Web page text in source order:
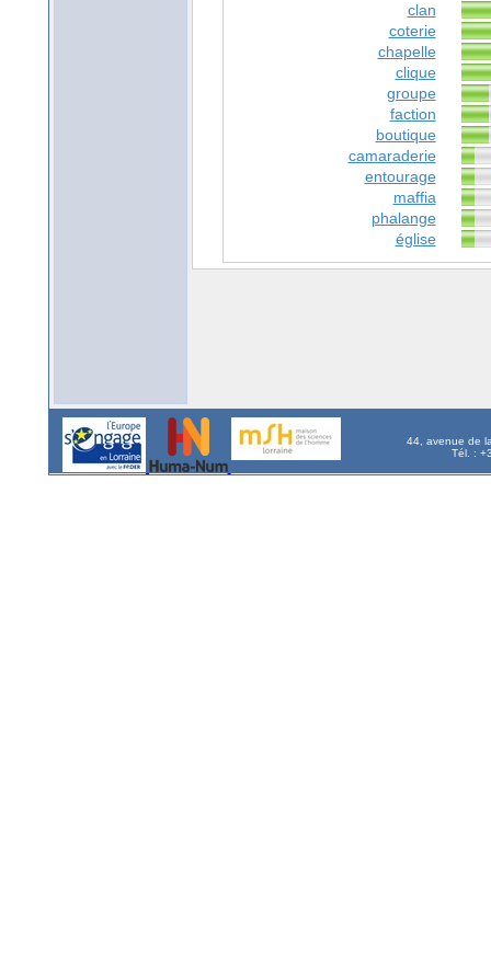
clan
coterie
chapelle
clique
groupe
faction
boutique
camaraderie
entourage
maffia
phalange
église
44, avenue de
Tél. :